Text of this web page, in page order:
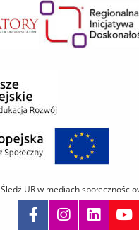
Śledź UR w mediach